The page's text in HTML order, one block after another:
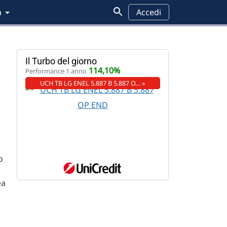
Accedi
Il Turbo del giorno
Performance 1 anno 114,10%
UCH TB LG ENEL 5.887 B 5.887 O… »